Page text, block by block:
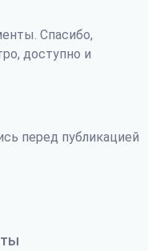
Спасибо,
доступно и
перед публикацией